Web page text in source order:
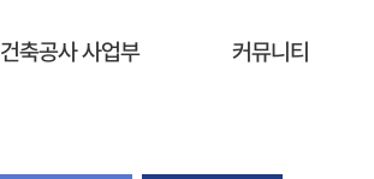
건축공사 사업부 커뮤니티